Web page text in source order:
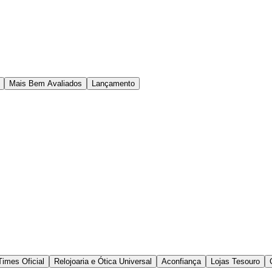
Mais Bem Avaliados Lançamento
Oficial Relojoaria e Ótica Universal Aconfiança Lojas Tesouro